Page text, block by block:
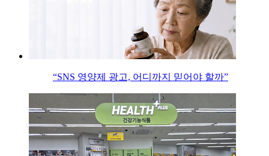
“SNS 영양제 광고, 어디까지 믿어야 할까”